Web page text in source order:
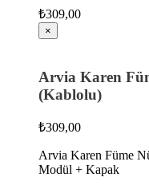
₺309,00
×
Arvia Karen
(Kablolu)
₺309,00
Arvia Karen Füme
Modül + Kapak